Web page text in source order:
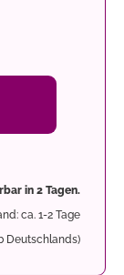
in 2 Tagen.
ca. 1-2 Tage
Deutschlands)